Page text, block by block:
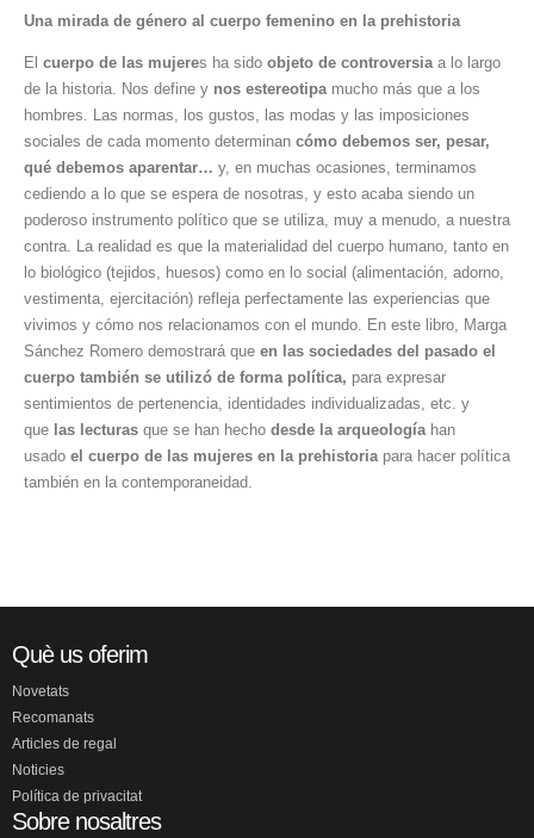
Una mirada de género al cuerpo femenino en la prehistoria
El cuerpo de las mujeres ha sido objeto de controversia a lo largo
de la historia. Nos define y nos estereotipa mucho más que a los
hombres. Las normas, los gustos, las modas y las imposiciones
sociales de cada momento determinan cómo debemos ser, pesar,
qué debemos aparentar… y, en muchas ocasiones, terminamos
cediendo a lo que se espera de nosotras, y esto acaba siendo un
poderoso instrumento político que se utiliza, muy a menudo, a nuestra
contra. La realidad es que la materialidad del cuerpo humano, tanto en
lo biológico (tejidos, huesos) como en lo social (alimentación, adorno,
vestimenta, ejercitación) refleja perfectamente las experiencias que
vivimos y cómo nos relacionamos con el mundo. En este libro, Marga
Sánchez Romero demostrará que en las sociedades del pasado el
cuerpo también se utilizó de forma política, para expresar
sentimientos de pertenencia, identidades individualizadas, etc. y
que las lecturas que se han hecho desde la arqueología han
usado el cuerpo de las mujeres en la prehistoria para hacer política
también en la contemporaneidad.
Què us oferim
Novetats
Recomanats
Articles de regal
Noticies
Política de privacitat
Sobre nosaltres